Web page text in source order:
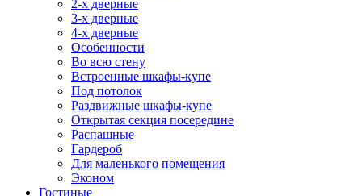
2-х дверные
3-х дверные
4-х дверные
Особенности
Во всю стену
Встроенные шкафы-купе
Под потолок
Раздвижные шкафы-купе
Открытая секция посередине
Распашные
Гардероб
Для маленького помещения
Эконом
Гостиные